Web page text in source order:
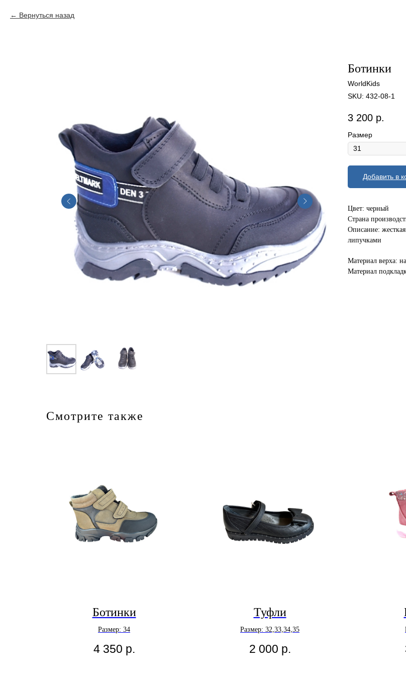
Вернуться назад
Ботинки
WorldKids
SKU: 432-08-1
3 200 р.
Размер
Добавить в
Цвет: черный
Страна
Описание:
липучками
Материал верха:
Материал
Смотрите также
Ботинки
Размер: 34
4 350 р.
Туфли
Размер: 32,33,34,35
2 000 р.